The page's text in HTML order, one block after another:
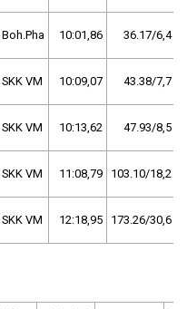
Boh.Pha 10:01,86 36.17/6,4
SKK VM 10:09,07 43.38/7,7
SKK VM 10:13,62 47.93/8,5
SKK VM 11:08,79 103.10/18,2
SKK VM 12:18,95 173.26/30,6